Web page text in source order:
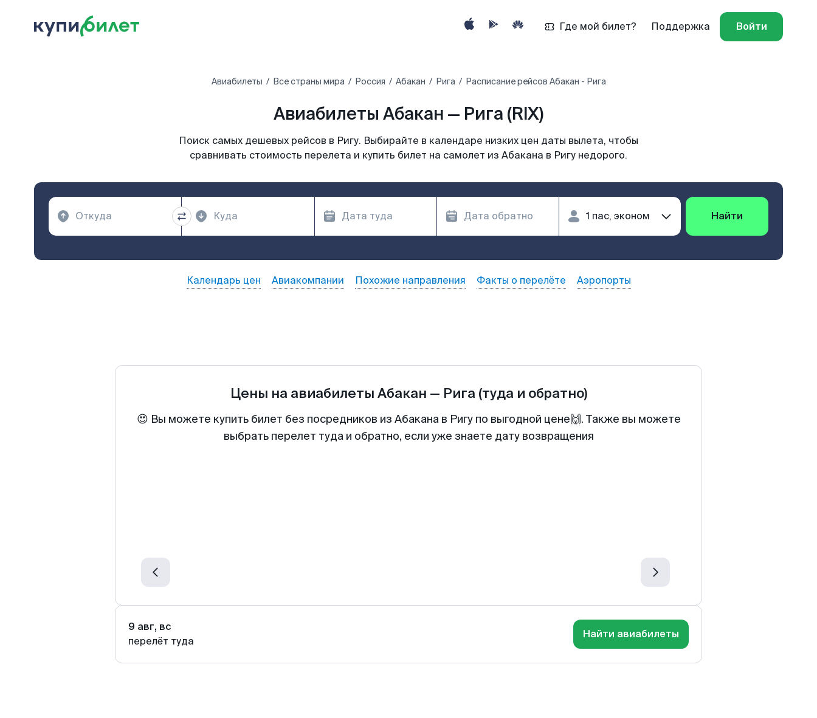
Где мой билет? Поддержка Войти
Авиабилеты Все страны мира Россия Абакан Рига Расписание рейсов Абакан - Рига
Авиабилеты Абакан — Рига (RIX)
Поиск самых дешевых рейсов в Ригу. Выбирайте в календаре низких цен даты вылета, чтобы
сравнивать стоимость перелета и купить билет на самолет из Абакана в Ригу недорого.
Найти
Календарь цен Авиакомпании Похожие направления Факты о перелёте Аэропорты
Цены на авиабилеты Абакан — Рига (туда и обратно)
😍 Вы можете купить билет без посредников из Абакана в Ригу по выгодной цене🙌. Также вы можете
выбрать перелет туда и обратно, если уже знаете дату возвращения
9 авг, вс
перелёт туда
Найти авиабилеты